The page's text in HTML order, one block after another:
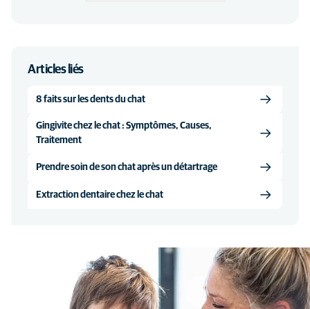
Articles liés
8 faits sur les dents du chat
Gingivite chez le chat : Symptômes, Causes,
Traitement
Prendre soin de son chat après un détartrage
Extraction dentaire chez le chat